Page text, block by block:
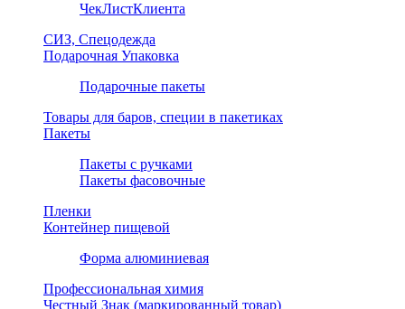
ЧекЛистКлиента
СИЗ, Спецодежда
Подарочная Упаковка
Подарочные пакеты
Товары для баров, специи в пакетиках
Пакеты
Пакеты с ручками
Пакеты фасовочные
Пленки
Контейнер пищевой
Форма алюминиевая
Профессиональная химия
Честный Знак (маркированный товар)